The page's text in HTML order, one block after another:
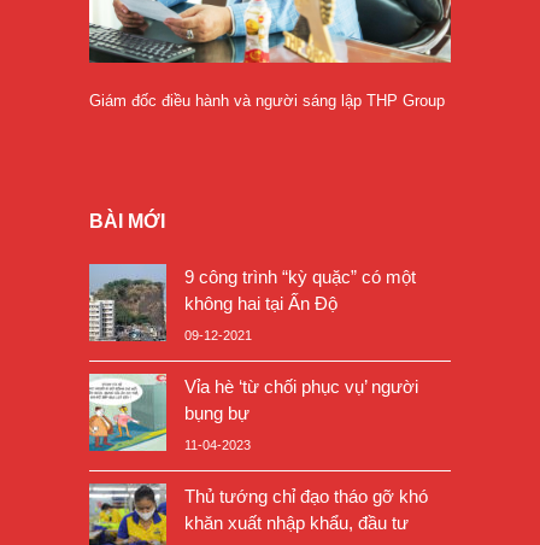
Giám đốc điều hành và người sáng lập THP Group
BÀI MỚI
9 công trình “kỳ quặc” có một
không hai tại Ấn Độ
09-12-2021
Vỉa hè ‘từ chối phục vụ’ người
bụng bự
11-04-2023
Thủ tướng chỉ đạo tháo gỡ khó
khăn xuất nhập khẩu, đầu tư